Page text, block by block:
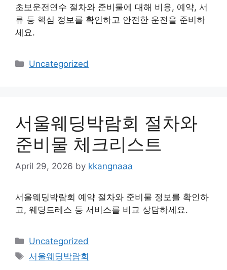
초보운전연수 절차와 준비물에 대해 비용, 예약, 서
류 등 핵심 정보를 확인하고 안전한 운전을 준비하
세요.
Categories
Uncategorized
서울웨딩박람회 절차와
준비물 체크리스트
April 29, 2026 by kkangnaaa
서울웨딩박람회 예약 절차와 준비물 정보를 확인하
고, 웨딩드레스 등 서비스를 비교 상담하세요.
Categories
Uncategorized
Tags
서울웨딩박람회